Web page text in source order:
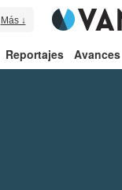
Más ↓
Reportajes Avances